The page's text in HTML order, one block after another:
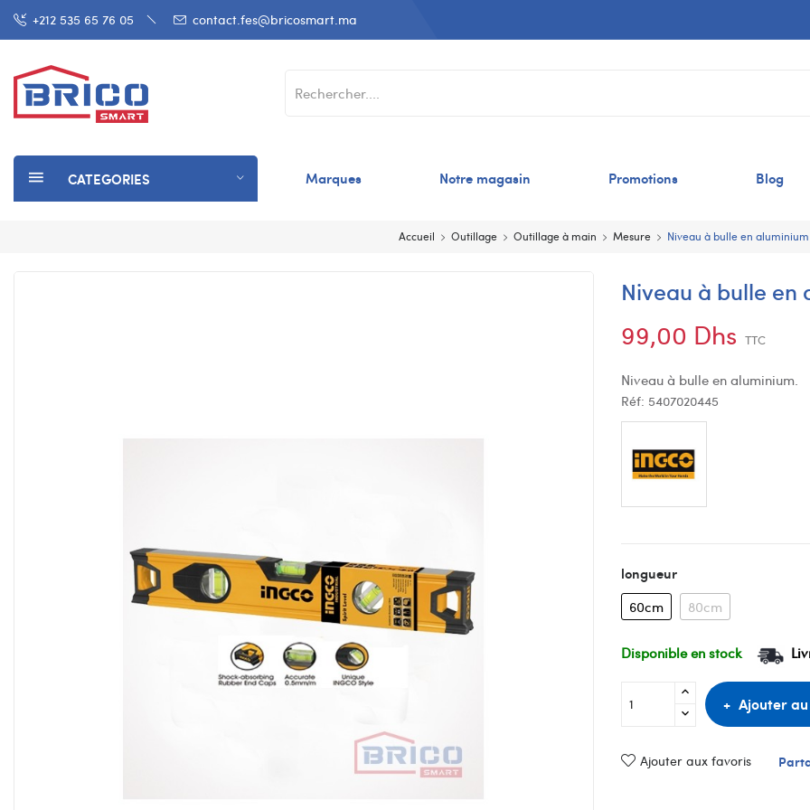
+212 535 65 76 05 contact.fes@bricosmart.ma
CATEGORIES Marques Notre magasin Promotions Blog
Accueil Outillage Outillage à main Mesure Niveau à bulle en aluminium
Niveau à bulle en
99,00 Dhs TTC
Niveau à bulle en aluminium.
Réf: 5407020445
longueur
60cm 80cm
Disponible en stock
Ajouter
Ajouter aux favoris